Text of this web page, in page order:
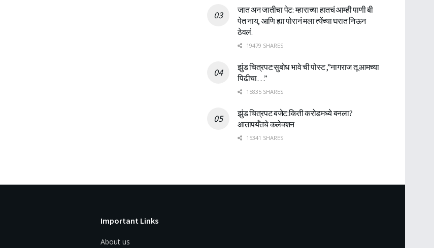
जात अन जातीचा पेट: म्हाराच्या हातचं आम्ही पाणी बी
पेत नाय, आणि ह्या पोरानं मला त्येंच्या घरात निऊन
ठेवलं.
19479 SHARES
झुंड चित्रपट:सुबोध भावे ची पोस्ट ,”नागराज तू आमच्या
पिढीचा…”
15835 SHARES
झुंड चित्रपट बजेट:किती करोडमध्ये बनला?
आतापर्यँतचे कलेक्शन
15341 SHARES
Important Links
About us